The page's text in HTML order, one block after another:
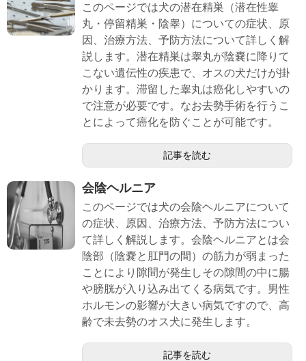
このページでは犬の潜在精巣（潜在性睾
丸・停留精巣・陰睾）についての症状、原
因、治療方法、予防方法について詳しく解
説します。潜在精巣は睾丸が陰嚢に降りて
こない遺伝性の疾患で、オスの犬だけが掛
かります。滞留した睾丸は癌化しやすいの
で注意が必要です。なお去勢手術を行うこ
とによって癌化を防ぐことが可能です。
記事を読む
会陰ヘルニア
このページでは犬の会陰ヘルニアについて
の症状、原因、治療方法、予防方法につい
て詳しく解説します。会陰ヘルニアとは会
陰部（陰嚢と肛門の間）の筋力が弱まった
ことにより隙間が発生しその隙間の中に腸
や膀胱が入り込み出てくる病気です。男性
ホルモンの影響が大きい病気ですので、高
齢で未去勢のオス犬に発生します。
記事を読む